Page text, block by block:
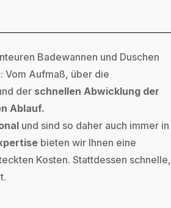
Badewannen und Duschen
Vom Aufmaß, über die
der schnellen Abwicklung der
Ablauf.
und sind so daher auch immer in
bieten wir Ihnen eine
Kosten. Stattdessen schnelle,